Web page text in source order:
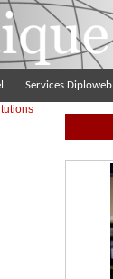
Services Diploweb